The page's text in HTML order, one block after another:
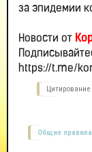
за эпидемии
Новости от
https://t.me/
Общие правила